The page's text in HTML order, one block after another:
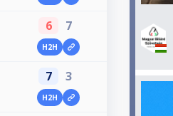
6 7
H2H
7 3
H2H